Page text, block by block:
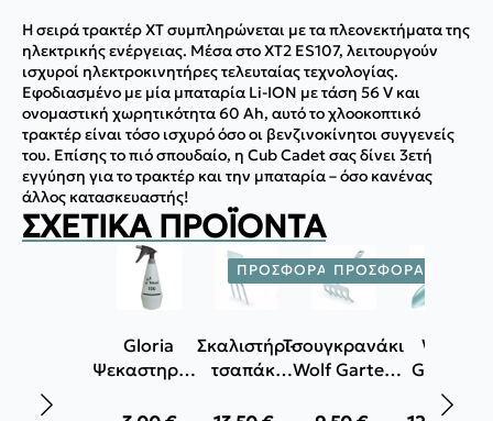
Η σειρά τρακτέρ XT συμπληρώνεται με τα πλεονεκτήματα της
ηλεκτρικής ενέργειας. Μέσα στο XT2 ES107, λειτουργούν
ισχυροί ηλεκτροκινητήρες τελευταίας τεχνολογίας.
Εφοδιασμένο με μία μπαταρία Li-ION με τάση 56 V και
ονομαστική χωρητικότητα 60 Ah, αυτό το χλοοκοπτικό
τρακτέρ είναι τόσο ισχυρό όσο οι βενζινοκίνητοι συγγενείς
του. Επίσης το πιό σπουδαίο, η Cub Cadet σας δίνει 3ετή
εγγύηση για το τρακτέρ και την μπαταρία – όσο κανένας
άλλος κατασκευαστής!
ΣΧΕΤΙΚΆ ΠΡΟΪΌΝΤΑ
Gloria
Ψεκαστηράκι
ΠΡΟΣΦΟΡΆ!
Σκαλιστήρι-
τσαπάκι
ΠΡΟΣΦΟΡΆ!
Τσουγκρανάκι
Wolf Garten
Wolf
Garten
Φτυαράκι